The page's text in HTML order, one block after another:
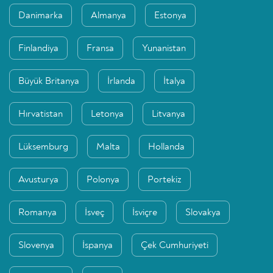
Danimarka Almanya Estonya
Finlandiya Fransa Yunanistan
Büyük Britanya İrlanda İtalya
Hırvatistan Letonya Litvanya
Lüksemburg Malta Hollanda
Avusturya Polonya Portekiz
Romanya İsveç İsviçre Slovakya
Slovenya İspanya Çek Cumhuriyeti